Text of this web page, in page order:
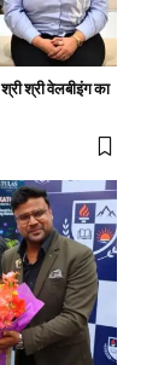
श्री वेलबीइंग का